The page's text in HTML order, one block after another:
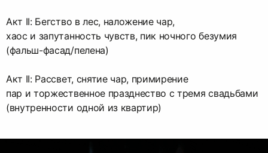
Акт II: Бегство в лес, наложение чар,
хаос и запутанность чувств, пик ночного безумия
(фальш-фасад/пелена)
Акт II: Рассвет, снятие чар, примирение
пар и торжественное празднество с тремя свадьбами
(внутренности одной из квартир)